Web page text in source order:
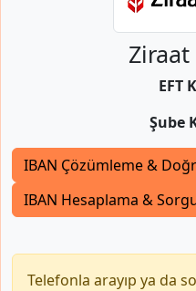
Ziraat
EFT
Şube
IBAN Çözümleme &
IBAN Hesaplama &
Telefonla arayıp ya da